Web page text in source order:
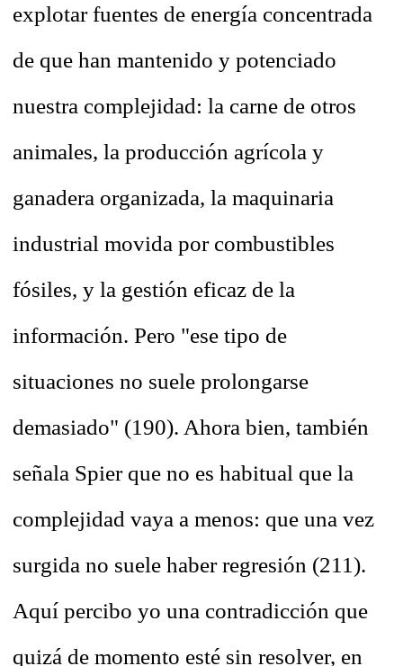
explotar fuentes de energía concentrada
de que han mantenido y potenciado
nuestra complejidad: la carne de otros
animales, la producción agrícola y
ganadera organizada, la maquinaria
industrial movida por combustibles
fósiles, y la gestión eficaz de la
información. Pero "ese tipo de
situaciones no suele prolongarse
demasiado" (190). Ahora bien, también
señala Spier que no es habitual que la
complejidad vaya a menos: que una vez
surgida no suele haber regresión (211).
Aquí percibo yo una contradicción que
quizá de momento esté sin resolver, en